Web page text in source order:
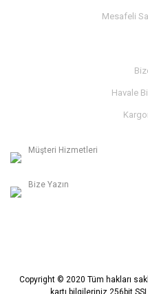
Mesafeli
Havale
Müşteri Hizmetleri
Bize Yazın
Copyright © 2020 Tüm hakları
kartı bilgileriniz 256bit